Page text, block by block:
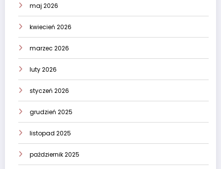
maj 2026
kwiecień 2026
marzec 2026
luty 2026
styczeń 2026
grudzień 2025
listopad 2025
październik 2025